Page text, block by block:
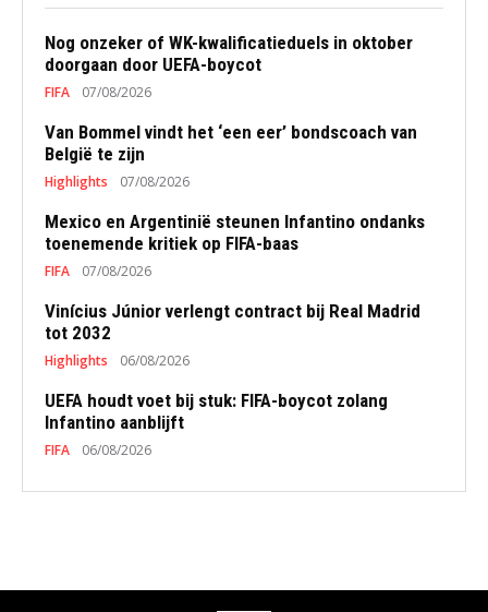
Nog onzeker of WK-kwalificatieduels in oktober
doorgaan door UEFA-boycot
FIFA 07/08/2026
Van Bommel vindt het ‘een eer’ bondscoach van
België te zijn
Highlights 07/08/2026
Mexico en Argentinië steunen Infantino ondanks
toenemende kritiek op FIFA-baas
FIFA 07/08/2026
Vinícius Júnior verlengt contract bij Real Madrid
tot 2032
Highlights 06/08/2026
UEFA houdt voet bij stuk: FIFA-boycot zolang
Infantino aanblijft
FIFA 06/08/2026